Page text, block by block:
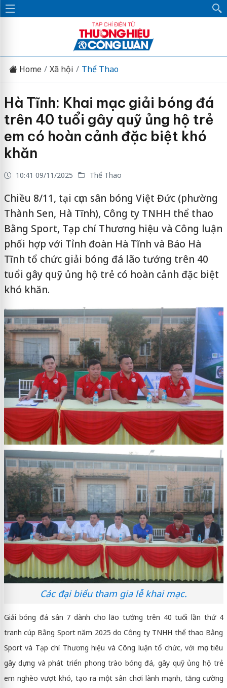
Home Xã hội Thể Thao
Hà Tĩnh: Khai mạc giải bóng đá
trên 40 tuổi gây quỹ ủng hộ trẻ
em có hoàn cảnh đặc biệt khó
khăn
10:41 09/11/2025 Thể Thao
Chiều 8/11, tại cụm sân bóng Việt Đức (phường
Thành Sen, Hà Tĩnh), Công ty TNHH thể thao
Bằng Sport, Tạp chí Thương hiệu và Công luận
phối hợp với Tỉnh đoàn Hà Tĩnh và Báo Hà
Tĩnh tổ chức giải bóng đá lão tướng trên 40
tuổi gây quỹ ủng hộ trẻ có hoàn cảnh đặc biệt
khó khăn.
Các đại biểu tham gia lễ khai mạc.
Giải bóng đá sân 7 dành cho lão tướng trên 40 tuổi lần thứ 4
tranh cúp Bằng Sport năm 2025 do Công ty TNHH thể thao Bằng
Sport và Tạp chí Thương hiệu và Công luận tổ chức, với mục tiêu
gây dựng và phát triển phong trào bóng đá, gây quỹ ủng hộ trẻ
em nghèo vượt khó, tạo ra một sân chơi lành mạnh, tăng cường